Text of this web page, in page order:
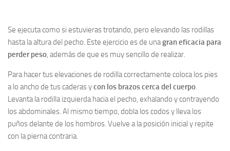
Se ejecuta como si estuvieras trotando, pero elevando las rodillas
hasta la altura del pecho. Este ejercicio es de unagran eficacia para
perder peso , además de que es muy sencillo de realizar.
Para hacer tus elevaciones de rodilla correctamente coloca los pies
a lo ancho de tus caderas ycon los brazos cerca del cuerpo
Levanta la rodilla izquierda hacia el pecho, exhalando y contrayendo
los abdominales. Al mismo tiempo, dobla los codos y lleva los
puños delante de los hombros. Vuelve a la posición inicial y repite
con la pierna contraria.